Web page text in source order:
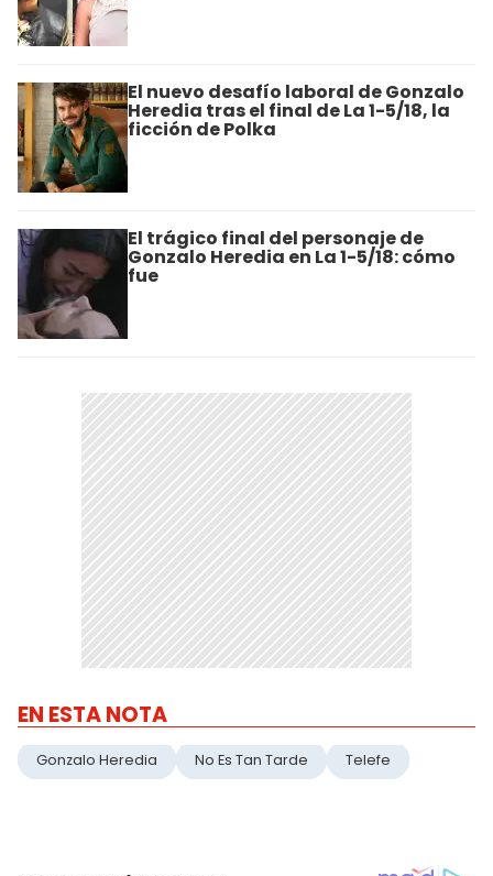
El nuevo desafío laboral de Gonzalo
Heredia tras el final de La 1-5/18, la
ficción de Polka
El trágico final del personaje de
Gonzalo Heredia en La 1-5/18: cómo
fue
EN ESTA NOTA
Gonzalo Heredia No Es Tan Tarde Telefe